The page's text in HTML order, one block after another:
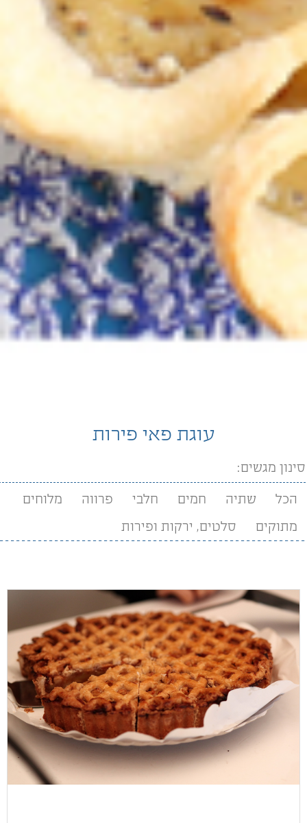
עוגת פאי פירות
סינון מגשים:
הכל שתיה חמים חלבי פרווה מלוחים
מתוקים סלטים, ירקות ופירות